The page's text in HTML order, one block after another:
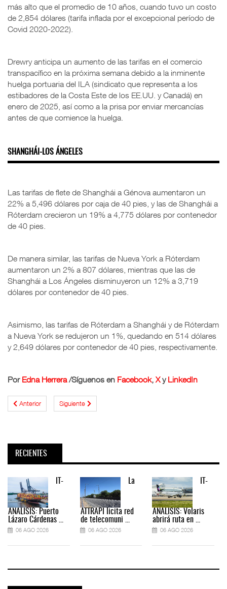
más alto que el promedio de 10 años, cuando tuvo un costo
de 2,854 dólares (tarifa inflada por el excepcional período de
Covid 2020-2022).
Drewry anticipa un aumento de las tarifas en el comercio
transpacífico en la próxima semana debido a la inminente
huelga portuaria del ILA (sindicato que representa a los
estibadores de la Costa Este de los EE.UU. y Canadá) en
enero de 2025, así como a la prisa por enviar mercancías
antes de que comience la huelga.
SHANGHÁI-LOS ÁNGELES
Las tarifas de flete de Shanghái a Génova aumentaron un
22% a 5,496 dólares por caja de 40 pies, y las de Shanghái a
Róterdam crecieron un 19% a 4,775 dólares por contenedor
de 40 pies.
De manera similar, las tarifas de Nueva York a Róterdam
aumentaron un 2% a 807 dólares, mientras que las de
Shanghái a Los Ángeles disminuyeron un 12% a 3,719
dólares por contenedor de 40 pies.
Asimismo, las tarifas de Róterdam a Shanghái y de Róterdam
a Nueva York se redujeron un 1%, quedando en 514 dólares
y 2,649 dólares por contenedor de 40 pies, respectivamente.
Por Edna Herrera/Síguenos en Facebook, Xy LinkedIn
Anterior Siguiente
RECIENTES
IT-
ANÁLISIS: Puerto
Lázaro Cárdenas ...
06 AGO 2026
La
ATTRAPI licita red
de telecomuni ...
06 AGO 2026
IT-
ANÁLISIS: Volaris
abrirá ruta en ...
06 AGO 2026